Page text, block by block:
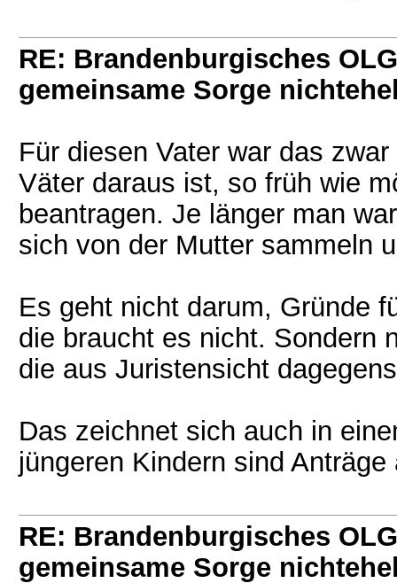
RE: Brandenburgisches
gemeinsame Sorge
Für diesen Vater war das
Väter daraus ist, so früh wie
beantragen. Je länger man
sich von der Mutter sammeln
Es geht nicht darum, Gründe
die braucht es nicht. Sondern
die aus Juristensicht
Das zeichnet sich auch in
jüngeren Kindern sind
RE: Brandenburgisches
gemeinsame Sorge